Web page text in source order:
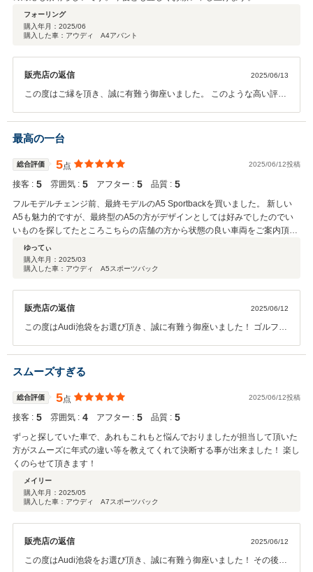
フォーリング
購入年月： 2025/06
購入した車：アウディ A4アバント
販売店の返信 2025/06/13
この度はご縁を頂き、誠に有難う御座いました。 このような高い評価
際は、またぜひお気軽にお立ち寄り下さいませ。 今後ともどうぞ宜し
くお願い致します。
最高の一台
総合評価 5点 2025/06/12投稿
接客 : 5 雰囲気 : 5 アフター : 5 品質 : 5
フルモデルチェンジ前、最終モデルのA5 Sportbackを買いました。 新しい
A5も魅力的ですが、最終型のA5の方がデザインとしては好みでしたのでい
いものを探してたところこちらの店舗の方から状態の良い車両をご案内頂き
ました。 納車までスムーズにご対応頂き、感謝しております。 毎日のドラ
イブが楽しくなりました。 この度はありがとうございました。
ゆってぃ
購入年月： 2025/03
購入した車：アウディ A5スポーツバック
販売店の返信 2025/06/12
この度はAudi池袋をお選び頂き、誠に有難う御座いました！ ゴルフに
お待ち申し上げております！ 今後ともAudi池袋をどうぞ宜しくお願い
申し上げます。 お近くお立ち寄りの際は、わんちゃんとご一緒にコー
ヒー飲みに来てください！！
スムーズすぎる
総合評価 5点 2025/06/12投稿
接客 : 5 雰囲気 : 4 アフター : 5 品質 : 5
ずっと探していた車で、あれもこれもと悩んでおりましたが担当して頂いた
方がスムーズに年式の違い等を教えてくれて決断する事が出来ました！ 楽し
くのらせて頂きます！
メイリー
購入年月： 2025/05
購入した車：アウディ A7スポーツバック
販売店の返信 2025/06/12
この度はAudi池袋をお選び頂き、誠に有難う御座いました！ その後ご